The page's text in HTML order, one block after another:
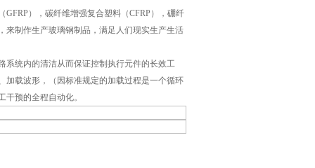
），碳纤维增强复合塑料（CFRP），硼纤
来制作生产玻璃钢制品，满足人们现实生产生活
系统内的清洁从而保证控制执行元件的长效工
加载波形，（因标准规定的加载过程是一个循环
预的全程自动化。